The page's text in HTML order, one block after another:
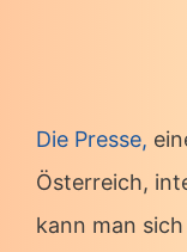
Die Presse,
Österreich,
kann man